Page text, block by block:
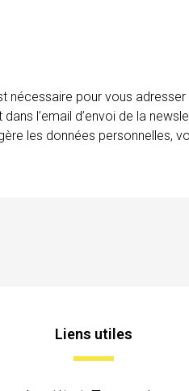
nécessaire pour vous
l’email d’envoi de la
les données personnelles,
Liens utiles